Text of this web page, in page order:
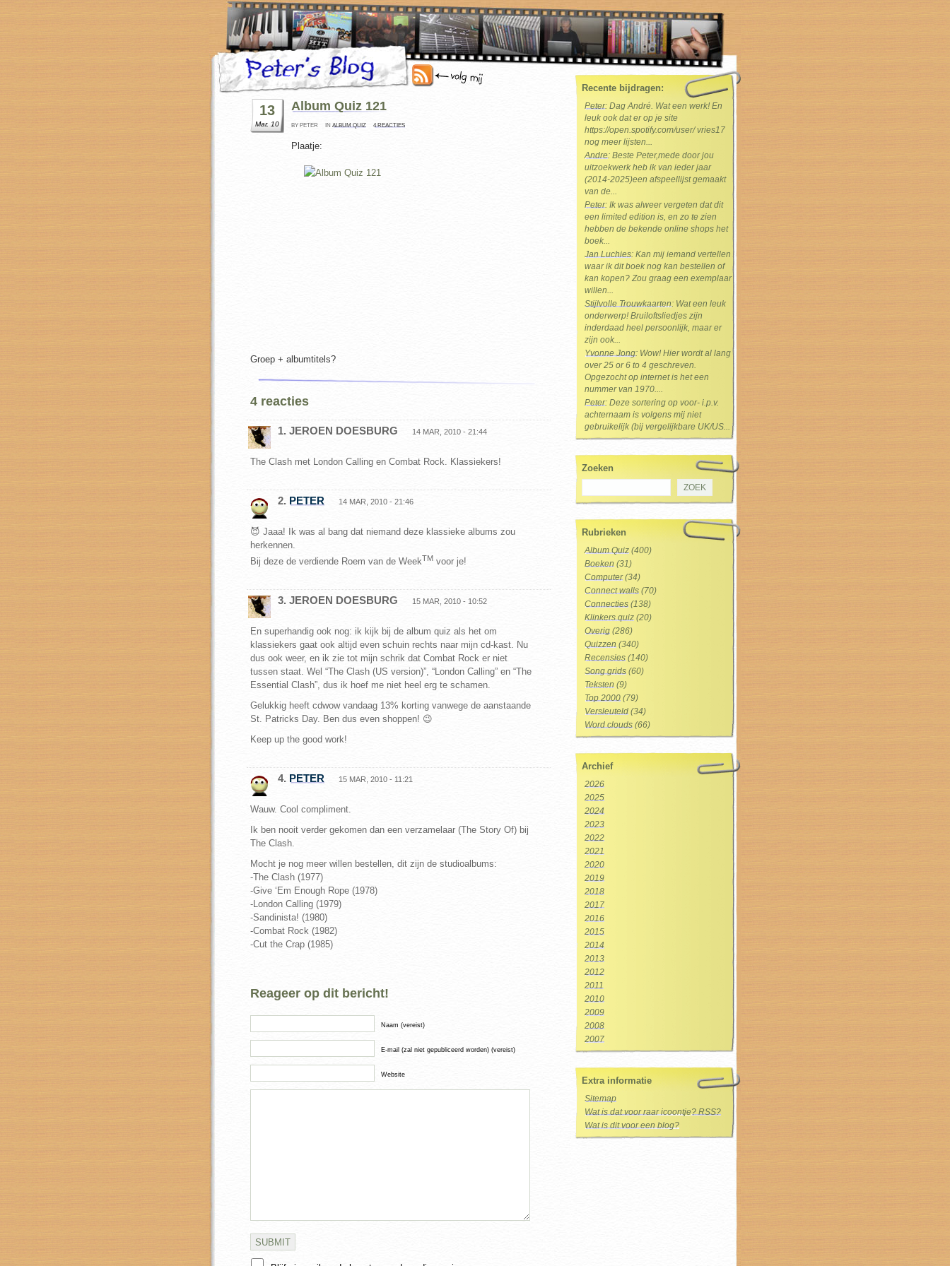
13
Mar, 10
Album Quiz 121
BY PETER IN ALBUM QUIZ 4 REACTIES
Plaatje:
Groep + albumtitels?
4 reacties
1. JEROEN DOESBURG 14 MAR, 2010 - 21:44
The Clash met London Calling en Combat Rock. Klassiekers!
2. PETER 14 MAR, 2010 - 21:46
😈 Jaaa! Ik was al bang dat niemand deze klassieke albums zou
herkennen.
Bij deze de verdiende Roem van de WeekTM voor je!
3. JEROEN DOESBURG 15 MAR, 2010 - 10:52
En superhandig ook nog: ik kijk bij de album quiz als het om
klassiekers gaat ook altijd even schuin rechts naar mijn cd-kast. Nu
dus ook weer, en ik zie tot mijn schrik dat Combat Rock er niet
tussen staat. Wel “The Clash (US version)”, “London Calling” en “The
Essential Clash”, dus ik hoef me niet heel erg te schamen.
Gelukkig heeft cdwow vandaag 13% korting vanwege de aanstaande
St. Patricks Day. Ben dus even shoppen! 😉
Keep up the good work!
4. PETER 15 MAR, 2010 - 11:21
Wauw. Cool compliment.
Ik ben nooit verder gekomen dan een verzamelaar (The Story Of) bij
The Clash.
Mocht je nog meer willen bestellen, dit zijn de studioalbums:
-The Clash (1977)
-Give ‘Em Enough Rope (1978)
-London Calling (1979)
-Sandinista! (1980)
-Combat Rock (1982)
-Cut the Crap (1985)
Reageer op dit bericht!
Naam (vereist)
E-mail (zal niet gepubliceerd worden) (vereist)
Website
Recente bijdragen:
Peter: Dag André. Wat een werk! En
leuk ook dat er op je site
https://open.spotify.com/user/ vries17
nog meer lijsten...
Andre: Beste Peter,mede door jou
uitzoekwerk heb ik van ieder jaar
(2014-2025)een afspeellijst gemaakt
van de...
Peter: Ik was alweer vergeten dat dit
een limited edition is, en zo te zien
hebben de bekende online shops het
boek...
Jan Luchies: Kan mij iemand vertellen
waar ik dit boek nog kan bestellen of
kan kopen? Zou graag een exemplaar
willen...
Stijlvolle Trouwkaarten: Wat een leuk
onderwerp! Bruiloftsliedjes zijn
inderdaad heel persoonlijk, maar er
zijn ook...
Yvonne Jong: Wow! Hier wordt al lang
over 25 or 6 to 4 geschreven.
Opgezocht op internet is het een
nummer van 1970....
Peter: Deze sortering op voor- i.p.v.
achternaam is volgens mij niet
gebruikelijk (bij vergelijkbare UK/US...
Zoeken
Rubrieken
Album Quiz (400)
Boeken (31)
Computer(34)
Connect walls (70)
Connecties (138)
Klinkers quiz (20)
Overig (286)
Quizzen (340)
Recensies (140)
Song grids (60)
Teksten (9)
Top 2000 (79)
Versleuteld (34)
Word clouds (66)
Archief
2026
2025
2024
2023
2022
2021
2020
2019
2018
2017
2016
2015
2014
2013
2012
2011
2010
2009
2008
2007
Extra informatie
Sitemap
Wat is dat voor raar icoontje? RSS?
Wat is dit voor een blog?